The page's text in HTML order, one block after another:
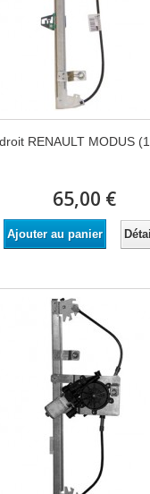
RENAULT MODUS
65,00 €
Ajouter au panier